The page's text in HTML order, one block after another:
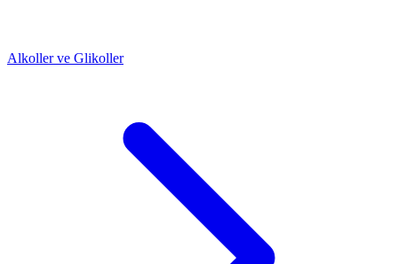
Alkoller ve Glikoller